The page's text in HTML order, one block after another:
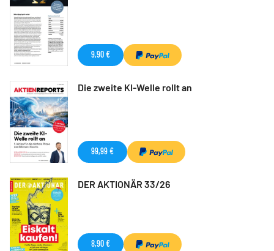
9,90 €
Die zweite KI-Welle rollt an
99,99 €
DER AKTIONÄR 33/26
8,90 €